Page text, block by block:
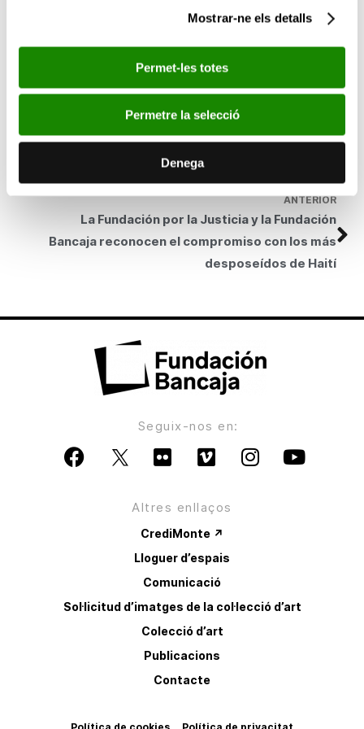
Mostrar-ne els detalls
Permet-les totes
Permetre la selecció
Denega
www.elperiodicodeaqui.com
ANTERIOR
La Fundación por la Justicia y la Fundación
Bancaja reconocen el compromiso con los más
desposeídos de Haití
SEGÜENT
Fundación Bancaja reúne a 44 artistas
valencianos en una exposición sobre el universo
Seguix-nos en:
Altres enllaços
CrediMonte ↗
Lloguer d’espais
Comunicació
Sol·licitud d’imatges de la col·lecció d’art
Colecció d’art
Publicacions
Contacte